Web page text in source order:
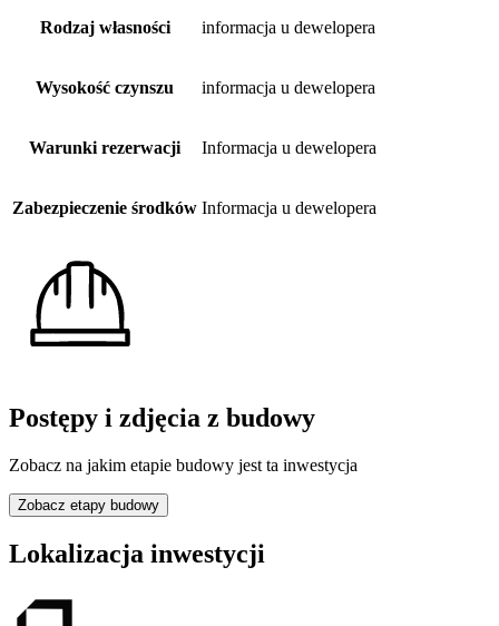
Rodzaj własności informacja u dewelopera
Wysokość czynszu informacja u dewelopera
Warunki rezerwacji Informacja u dewelopera
Zabezpieczenie środków Informacja u dewelopera
Postępy i zdjęcia z budowy
Zobacz na jakim etapie budowy jest ta inwestycja
Zobacz etapy budowy
Lokalizacja inwestycji